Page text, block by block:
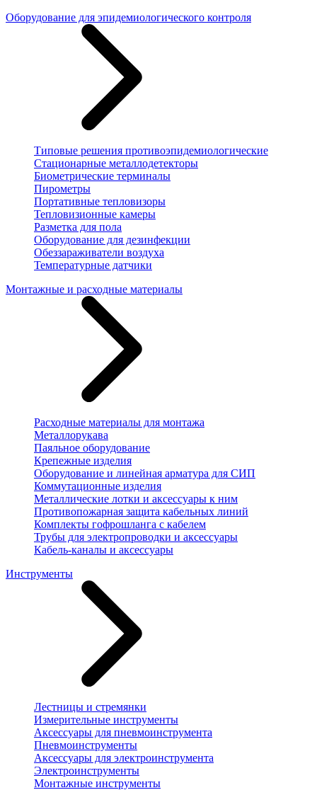
Оборудование для эпидемиологического контроля
Типовые решения противоэпидемиологические
Стационарные металлодетекторы
Биометрические терминалы
Пирометры
Портативные тепловизоры
Тепловизионные камеры
Разметка для пола
Оборудование для дезинфекции
Обеззараживатели воздуха
Температурные датчики
Монтажные и расходные материалы
Расходные материалы для монтажа
Металлорукава
Паяльное оборудование
Крепежные изделия
Оборудование и линейная арматура для СИП
Коммутационные изделия
Металлические лотки и аксессуары к ним
Противопожарная защита кабельных линий
Комплекты гофрошланга с кабелем
Трубы для электропроводки и аксессуары
Кабель-каналы и аксессуары
Инструменты
Лестницы и стремянки
Измерительные инструменты
Аксессуары для пневмоинструмента
Пневмоинструменты
Аксессуары для электроинструмента
Электроинструменты
Монтажные инструменты